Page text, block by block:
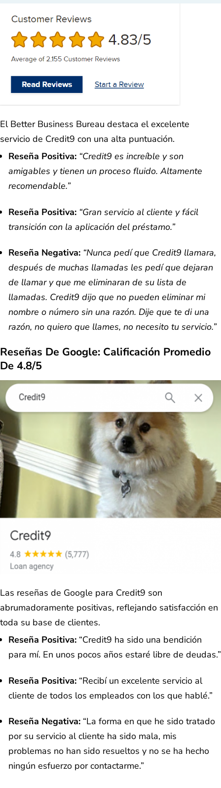
El Better Business Bureau destaca el excelente
servicio de Credit9 con una alta puntuación.
Reseña Positiva: “Credit9 es increíble y son
amigables y tienen un proceso fluido. Altamente
recomendable.”
Reseña Positiva: “Gran servicio al cliente y fácil
transición con la aplicación del préstamo.”
Reseña Negativa: “Nunca pedí que Credit9 llamara,
después de muchas llamadas les pedí que dejaran
de llamar y que me eliminaran de su lista de
llamadas. Credit9 dijo que no pueden eliminar mi
nombre o número sin una razón. Dije que te di una
razón, no quiero que llames, no necesito tu servicio.”
Reseñas De Google: Calificación Promedio
De 4.8/5
Las reseñas de Google para Credit9 son
abrumadoramente positivas, reflejando satisfacción en
toda su base de clientes.
Reseña Positiva: “Credit9 ha sido una bendición
para mí. En unos pocos años estaré libre de deudas.”
Reseña Positiva: “Recibí un excelente servicio al
cliente de todos los empleados con los que hablé.”
Reseña Negativa: “La forma en que he sido tratado
por su servicio al cliente ha sido mala, mis
problemas no han sido resueltos y no se ha hecho
ningún esfuerzo por contactarme.”